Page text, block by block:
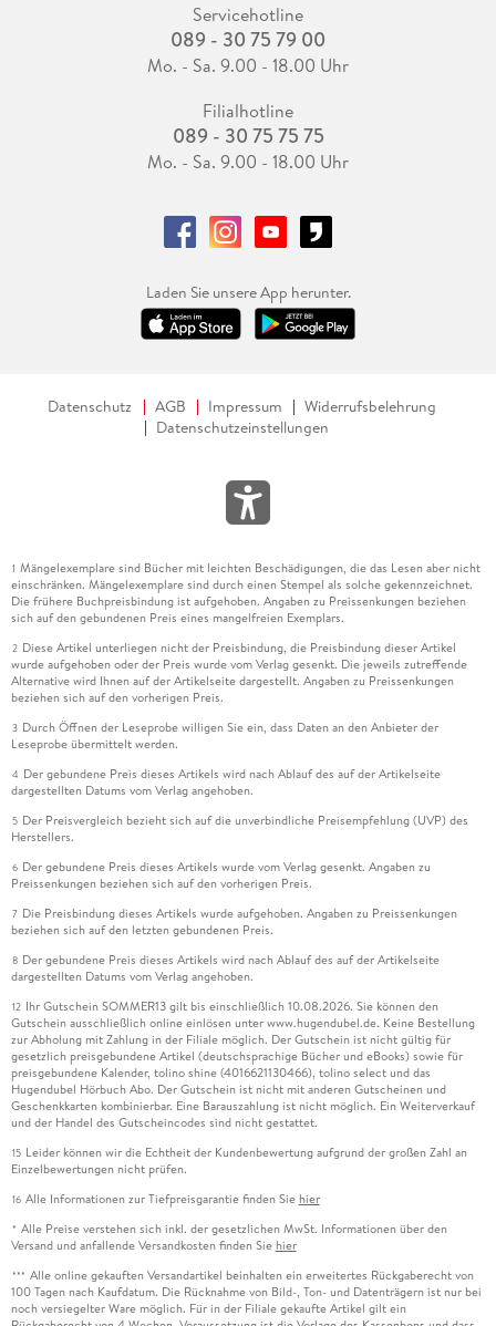
Servicehotline
089 - 30 75 79 00
Mo. - Sa. 9.00 - 18.00 Uhr
Filialhotline
089 - 30 75 75 75
Mo. - Sa. 9.00 - 18.00 Uhr
Laden Sie unsere App herunter.
Datenschutz AGB Impressum
Widerrufsbelehrung
Datenschutzeinstellungen
1 Mängelexemplare sind Bücher mit leichten Beschädigungen, die das Lesen aber nicht
einschränken. Mängelexemplare sind durch einen Stempel als solche gekennzeichnet.
Die frühere Buchpreisbindung ist aufgehoben. Angaben zu Preissenkungen beziehen
sich auf den gebundenen Preis eines mangelfreien Exemplars.
2 Diese Artikel unterliegen nicht der Preisbindung, die Preisbindung dieser Artikel
wurde aufgehoben oder der Preis wurde vom Verlag gesenkt. Die jeweils zutreffende
Alternative wird Ihnen auf der Artikelseite dargestellt. Angaben zu Preissenkungen
beziehen sich auf den vorherigen Preis.
3 Durch Öffnen der Leseprobe willigen Sie ein, dass Daten an den Anbieter der
Leseprobe übermittelt werden.
4 Der gebundene Preis dieses Artikels wird nach Ablauf des auf der Artikelseite
dargestellten Datums vom Verlag angehoben.
5 Der Preisvergleich bezieht sich auf die unverbindliche Preisempfehlung (UVP) des
Herstellers.
6 Der gebundene Preis dieses Artikels wurde vom Verlag gesenkt. Angaben zu
Preissenkungen beziehen sich auf den vorherigen Preis.
7 Die Preisbindung dieses Artikels wurde aufgehoben. Angaben zu Preissenkungen
beziehen sich auf den letzten gebundenen Preis.
8 Der gebundene Preis dieses Artikels wird nach Ablauf des auf der Artikelseite
dargestellten Datums vom Verlag angehoben.
12 Ihr Gutschein SOMMER13 gilt bis einschließlich 10.08.2026. Sie können den
Gutschein ausschließlich online einlösen unter www.hugendubel.de. Keine Bestellung
zur Abholung mit Zahlung in der Filiale möglich. Der Gutschein ist nicht gültig für
gesetzlich preisgebundene Artikel (deutschsprachige Bücher und eBooks) sowie für
preisgebundene Kalender, tolino shine (4016621130466), tolino select und das
Hugendubel Hörbuch Abo. Der Gutschein ist nicht mit anderen Gutscheinen und
Geschenkkarten kombinierbar. Eine Barauszahlung ist nicht möglich. Ein Weiterverkauf
und der Handel des Gutscheincodes sind nicht gestattet.
15 Leider können wir die Echtheit der Kundenbewertung aufgrund der großen Zahl an
Einzelbewertungen nicht prüfen.
16 Alle Informationen zur Tiefpreisgarantie finden Sie hier
* Alle Preise verstehen sich inkl. der gesetzlichen MwSt. Informationen über den
Versand und anfallende Versandkosten finden Sie hier
*** Alle online gekauften Versandartikel beinhalten ein erweitertes Rückgaberecht von
100 Tagen nach Kaufdatum. Die Rücknahme von Bild-, Ton- und Datenträgern ist nur bei
noch versiegelter Ware möglich. Für in der Filiale gekaufte Artikel gilt ein